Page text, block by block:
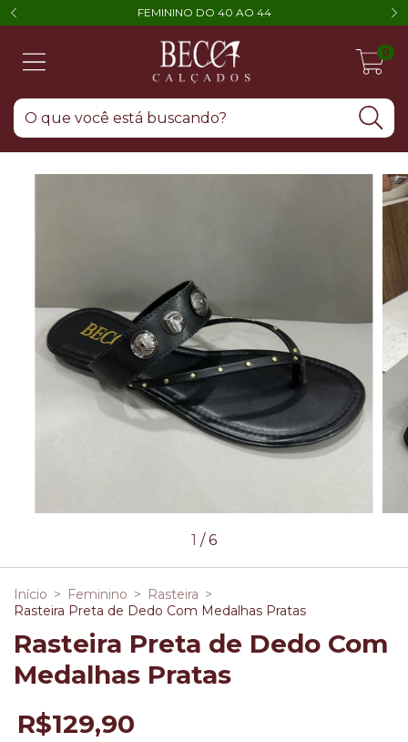
FEMININO DO 40 AO 44
0
1 /6
Início > Feminino > Rasteira >
Rasteira Preta de Dedo Com Medalhas Pratas
Rasteira Preta de Dedo Com
Medalhas Pratas
R$129,90